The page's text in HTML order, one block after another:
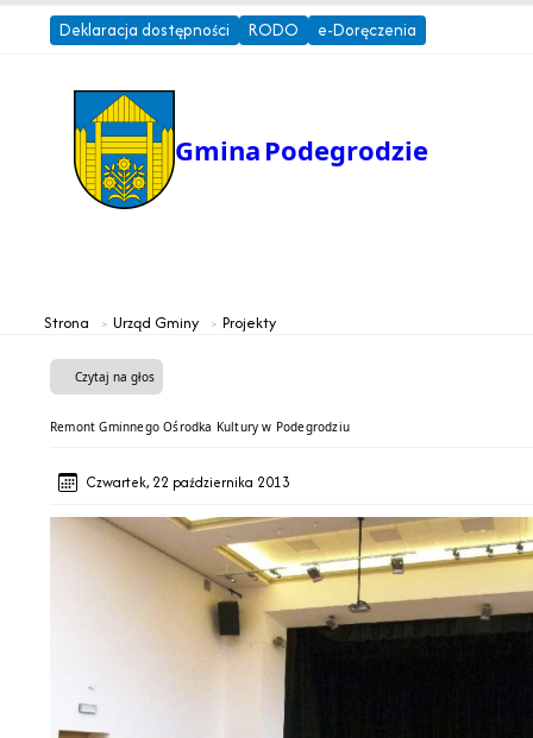
Deklaracja dostępności RODO e-Doręczenia
Gmina Podegrodzie
Strona Urząd Gminy Projekty
Czytaj na głos
Remont Gminnego Ośrodka Kultury w Podegrodziu
Czwartek, 22 października 2013